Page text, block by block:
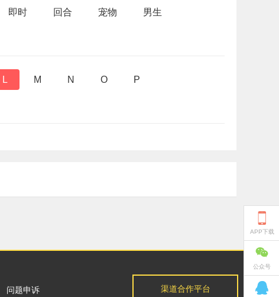
即时 回合 宠物 男生
L M N O P
问题申诉 渠道合作平台

APP下载

公众号
